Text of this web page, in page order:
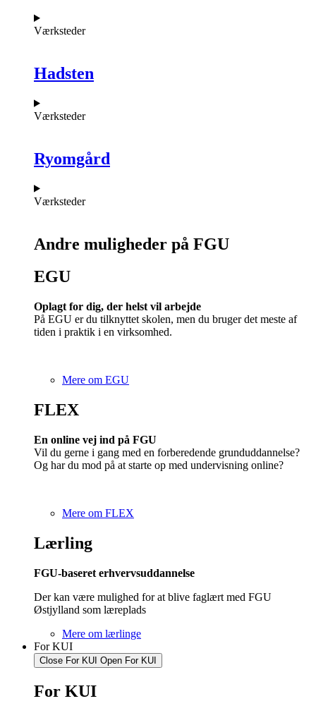
Værksteder
Hadsten
Værksteder
Ryomgård
Værksteder
Andre muligheder på FGU
EGU​
Oplagt for dig, der helst vil arbejde
På EGU er du tilknyttet skolen, men du bruger det meste af
tiden i praktik i en virksomhed.
Mere om EGU
FLEX
En online vej ind på FGU
Vil du gerne i gang med en forberedende grunduddannelse?
Og har du mod på at starte op med undervisning online?
Mere om FLEX
Lærling
FGU-baseret erhvervsuddannelse
Der kan være mulighed for at blive faglært med FGU
Østjylland som læreplads
Mere om lærlinge
For KUI
Close For KUI Open For KUI
For KUI